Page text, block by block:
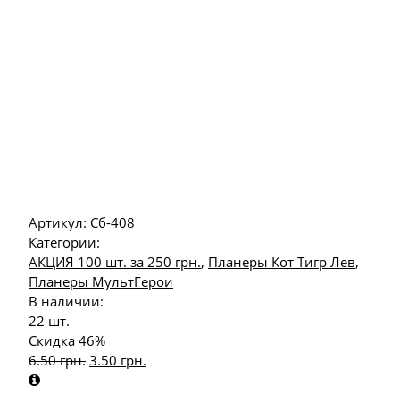
Артикул: Сб-408
Категории:
АКЦИЯ 100 шт. за 250 грн., Планеры Кот Тигр Лев,
Планеры МультГерои
В наличии:
22 шт.
Скидка 46%
6.50грн. 3.50 грн.